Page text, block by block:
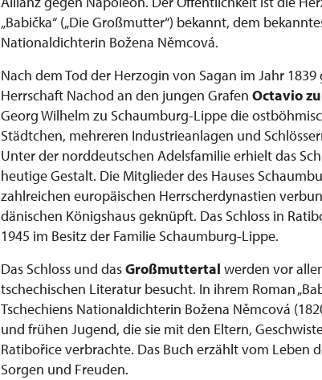
„Babička“ („Die Großmutter“) bekannt, dem
Nationaldichterin Božena Němcová.
Nach dem Tod der Herzogin von Sagan im Jahr
Herrschaft Nachod an den jungen Grafen Octavio
Georg Wilhelm zu Schaumburg-Lippe die
Städtchen, mehreren Industrieanlagen und
Unter der norddeutschen Adelsfamilie erhielt das
heutige Gestalt. Die Mitglieder des Hauses
zahlreichen europäischen Herrscherdynastien
dänischen Königshaus geknüpft. Das Schloss in
1945 im Besitz der Familie Schaumburg-Lippe.
Das Schloss und dasGroßmuttertal werden vor
tschechischen Literatur besucht. In ihrem Roman
Tschechiens Nationaldichterin Božena Němcová
und frühen Jugend, die sie mit den Eltern,
Ratibořice verbrachte. Das Buch erzählt vom Leben
Sorgen und Freuden.